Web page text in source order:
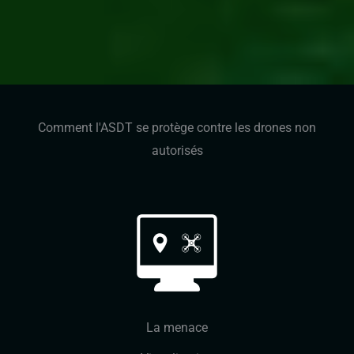
Comment l'ASDT se protège contre les drones non
autorisés
La menace